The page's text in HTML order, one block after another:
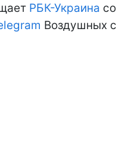
РБК-Украина со
Воздушных